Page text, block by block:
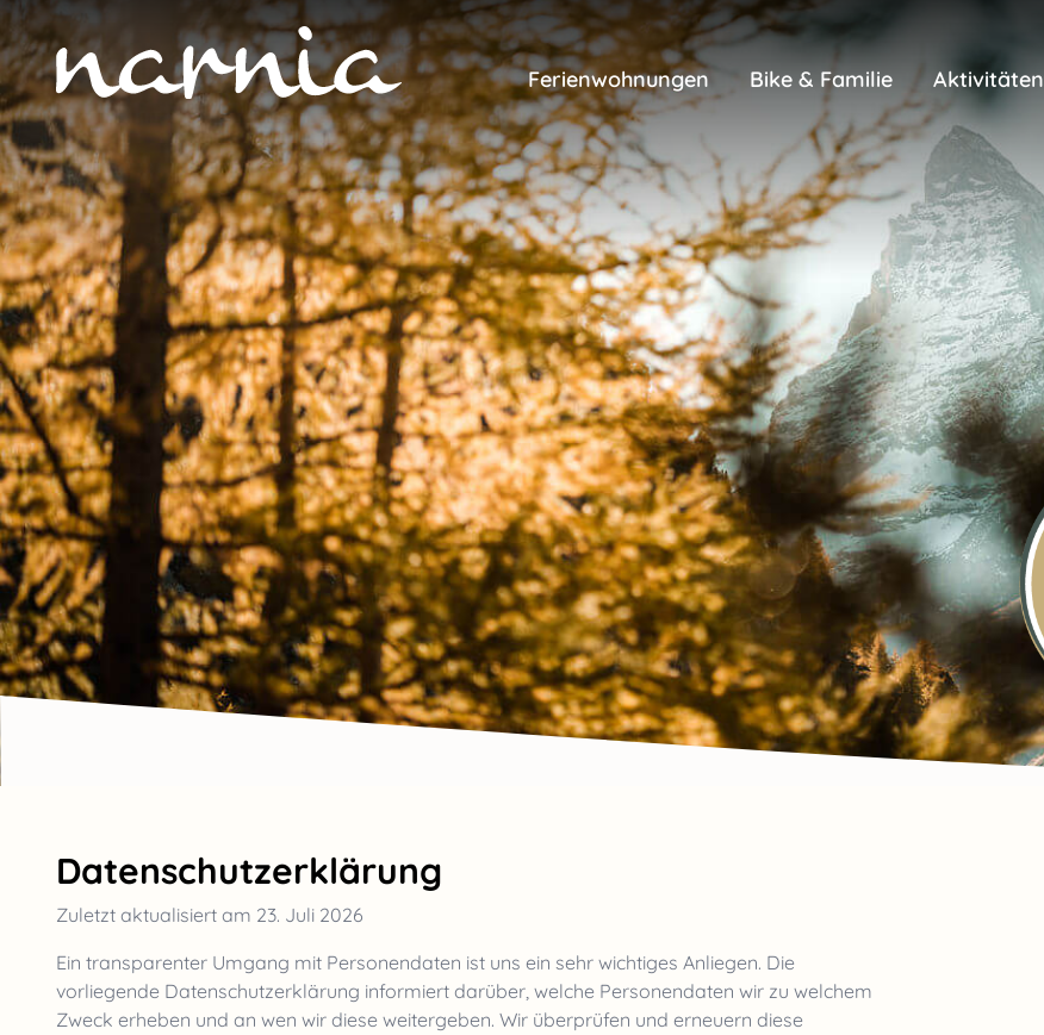
Ferienwohnungen Bike & Familie Aktivitäten
Datenschutzerklärung
Zuletzt aktualisiert am 23. Juli 2026
Ein transparenter Umgang mit Personendaten ist uns ein sehr wichtiges Anliegen. Die
vorliegende Datenschutzerklärung informiert darüber, welche Personendaten wir zu welchem
Zweck erheben und an wen wir diese weitergeben. Wir überprüfen und erneuern diese